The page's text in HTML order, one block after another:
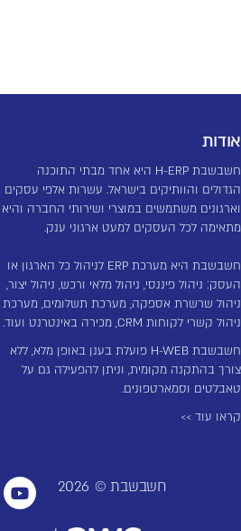
אודות
חשבשבת H-ERP היא אחד מבתי התוכנה
הגדולים והוותיקים בישראל. עשרות אלפי עסקים
וארגונים משתמשים במוצרי ושירותי החברה והיא
מתאימה לכל העסקים למעט ארגוני ענק.
חשבשבת היא מערכת ERP לניהול כל הארגון או
העסק: ניהול פיננסי, ניהול מלאי ורכש, ניהול יצור,
ניהול שרשרת אספקה, מערכת תשלומים, מערכת
ניהול קשרי לקוחות CRM, מכירה באינטרנט ועוד.
חשבשבת H-WEB פועלת בענן באופן מלא, ללא
צורך בהתקנה מקומית, וניתן להפעילה גם על
טאבלטים וסמארטפונים.
קראו עוד >>
חשבשבת © 2026